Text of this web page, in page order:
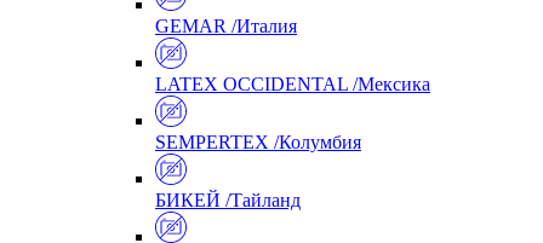
GEMAR /Италия
LATEX OCCIDENTAL /Мексика
SEMPERTEX /Колумбия
БИКЕЙ /Тайланд